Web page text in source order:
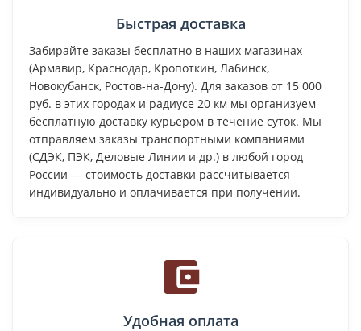
Быстрая доставка
Забирайте заказы бесплатно в наших магазинах
(Армавир, Краснодар, Кропоткин, Лабинск,
Новокубанск, Ростов-на-Дону). Для заказов от 15 000
руб. в этих городах и радиусе 20 км мы организуем
бесплатную доставку курьером в течение суток. Мы
отправляем заказы транспортными компаниями
(СДЭК, ПЭК, Деловые Линии и др.) в любой город
России — стоимость доставки рассчитывается
индивидуально и оплачивается при получении.
Удобная оплата